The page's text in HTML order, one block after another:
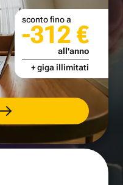
sconto fino a
-312 €
all'anno
+ giga illimitati